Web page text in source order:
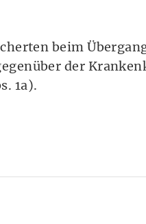
beim
der
1a(Öffnet eine
).